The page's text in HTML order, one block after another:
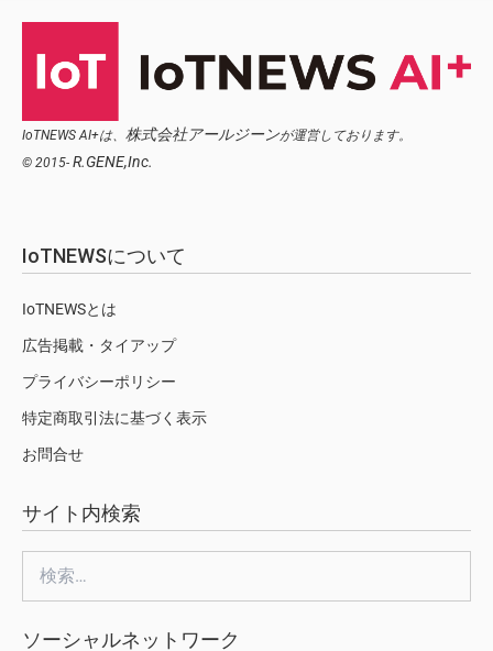
IoTNEWS AI+は、 株式会社アールジーンが運営しております。
© 2015- R.GENE,Inc.
IoTNEWSについて
IoTNEWSとは
広告掲載・タイアップ
プライバシーポリシー
特定商取引法に基づく表示
お問合せ
サイト内検索
索:
ソーシャルネットワーク